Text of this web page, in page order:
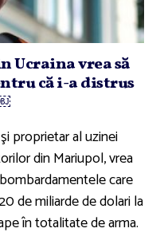
Ucraina vrea să
că i-a distrus
proprietar al uzinei
din Mariupol, vrea
care
de miliarde de dolari la
în totalitate de arma.